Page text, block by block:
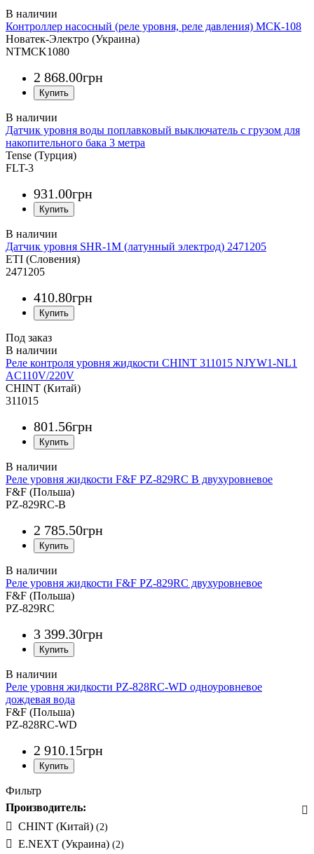
Контроллер насосный (реле уровня, реле давления) МСК-108
Новатек-Электро (Украина)
NTMCK1080
2 868.00грн
Датчик уровня воды поплавковый выключатель с грузом для
накопительного бака 3 метра
Tense (Турция)
FLT-3
931.00грн
Датчик уровня SHR-1M (латунный электрод) 2471205
ETI (Словения)
2471205
410.80грн
Под заказ
Реле контроля уровня жидкости CHINT 311015 NJYW1-NL1
AC110V/220V
CHINT (Китай)
311015
801.56грн
Реле уровня жидкости F&F PZ-829RC B двухуровневое
F&F (Польша)
PZ-829RC-B
2 785.50грн
Реле уровня жидкости F&F PZ-829RC двухуровневое
F&F (Польша)
PZ-829RC
3 399.30грн
Реле уровня жидкости PZ-828RC-WD одноуровневое
дождевая вода
F&F (Польша)
PZ-828RC-WD
2 910.15грн
Фильтр
Производитель:
CHINT (Китай) (2)
E.NEXT (Украина) (2)